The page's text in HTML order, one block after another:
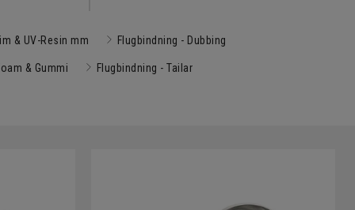
& UV-Resin mm Flugbindning - Dubbing
& Gummi Flugbindning - Tailar